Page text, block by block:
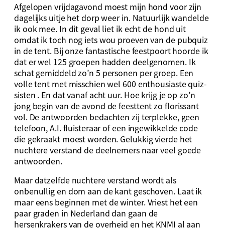
Afgelopen vrijdagavond moest mijn hond voor zijn
dagelijks uitje het dorp weer in. Natuurlijk wandelde
ik ook mee. In dit geval liet ik echt de hond uit
omdat ik toch nog iets wou proeven van de pubquiz
in de tent. Bij onze fantastische feestpoort hoorde ik
dat er wel 125 groepen hadden deelgenomen. Ik
schat gemiddeld zo’n 5 personen per groep. Een
volle tent met misschien wel 600 enthousiaste quiz-
sisten . En dat vanaf acht uur. Hoe krijg je op zo’n
jong begin van de avond de feesttent zo florissant
vol. De antwoorden bedachten zij terplekke, geen
telefoon, A.I. fluisteraar of een ingewikkelde code
die gekraakt moest worden. Gelukkig vierde het
nuchtere verstand de deelnemers naar veel goede
antwoorden.
Maar datzelfde nuchtere verstand wordt als
onbenullig en dom aan de kant geschoven. Laat ik
maar eens beginnen met de winter. Vriest het een
paar graden in Nederland dan gaan de
hersenkrakers van de overheid en het KNMI al aan